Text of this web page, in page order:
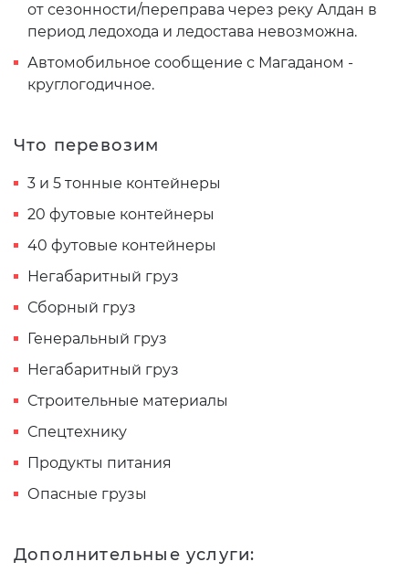
от сезонности/переправа через реку Алдан в
период ледохода и ледостава невозможна.
Автомобильное сообщение с Магаданом -
круглогодичное.
Что перевозим
3 и 5 тонные контейнеры
20 футовые контейнеры
40 футовые контейнеры
Негабаритный груз
Сборный груз
Генеральный груз
Негабаритный груз
Строительные материалы
Спецтехнику
Продукты питания
Опасные грузы
Дополнительные услуги: